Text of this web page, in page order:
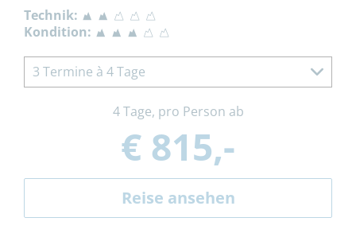
Technik:
Kondition:
3 Termine à 4 Tage
4 Tage, pro Person ab
€ 815,-
Reise ansehen